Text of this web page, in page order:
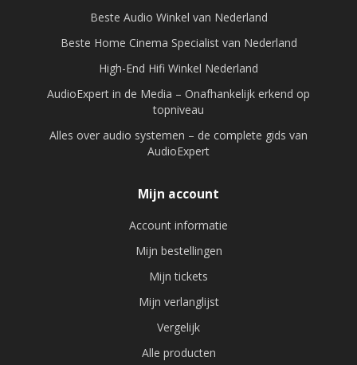
Beste Audio Winkel van Nederland
Beste Home Cinema Specialist van Nederland
High-End Hifi Winkel Nederland
AudioExpert in de Media – Onafhankelijk erkend op
topniveau
Alles over audio systemen – de complete gids van
AudioExpert
Mijn account
Account informatie
Mijn bestellingen
Mijn tickets
Mijn verlanglijst
Vergelijk
Alle producten